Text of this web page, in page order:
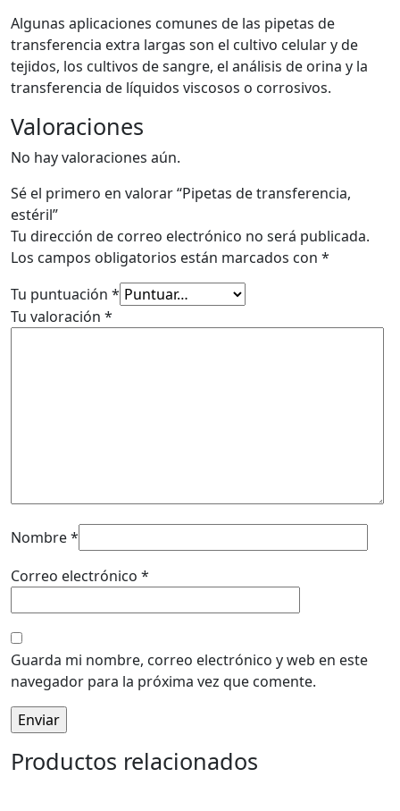
Algunas aplicaciones comunes de las pipetas de
transferencia extra largas son el cultivo celular y de
tejidos, los cultivos de sangre, el análisis de orina y la
transferencia de líquidos viscosos o corrosivos.
Valoraciones
No hay valoraciones aún.
Sé el primero en valorar “Pipetas de transferencia,
estéril”
Tu dirección de correo electrónico no será publicada.
Los campos obligatorios están marcados con *
Tu puntuación *
Tu valoración *
Nombre*
Correo electrónico *
Guarda mi nombre, correo electrónico y web en este
navegador para la próxima vez que comente.
Productos relacionados